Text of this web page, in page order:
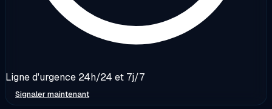
Ligne d'urgence 24h/24 et 7j/7
Signaler maintenant